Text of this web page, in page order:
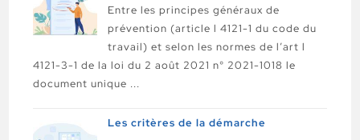
Entre les principes généraux de
prévention (article l 4121-1 du code du
travail) et selon les normes de l’art l
4121-3-1 de la loi du 2 août 2021 n° 2021-1018 le
document unique ...
Les critères de la démarche